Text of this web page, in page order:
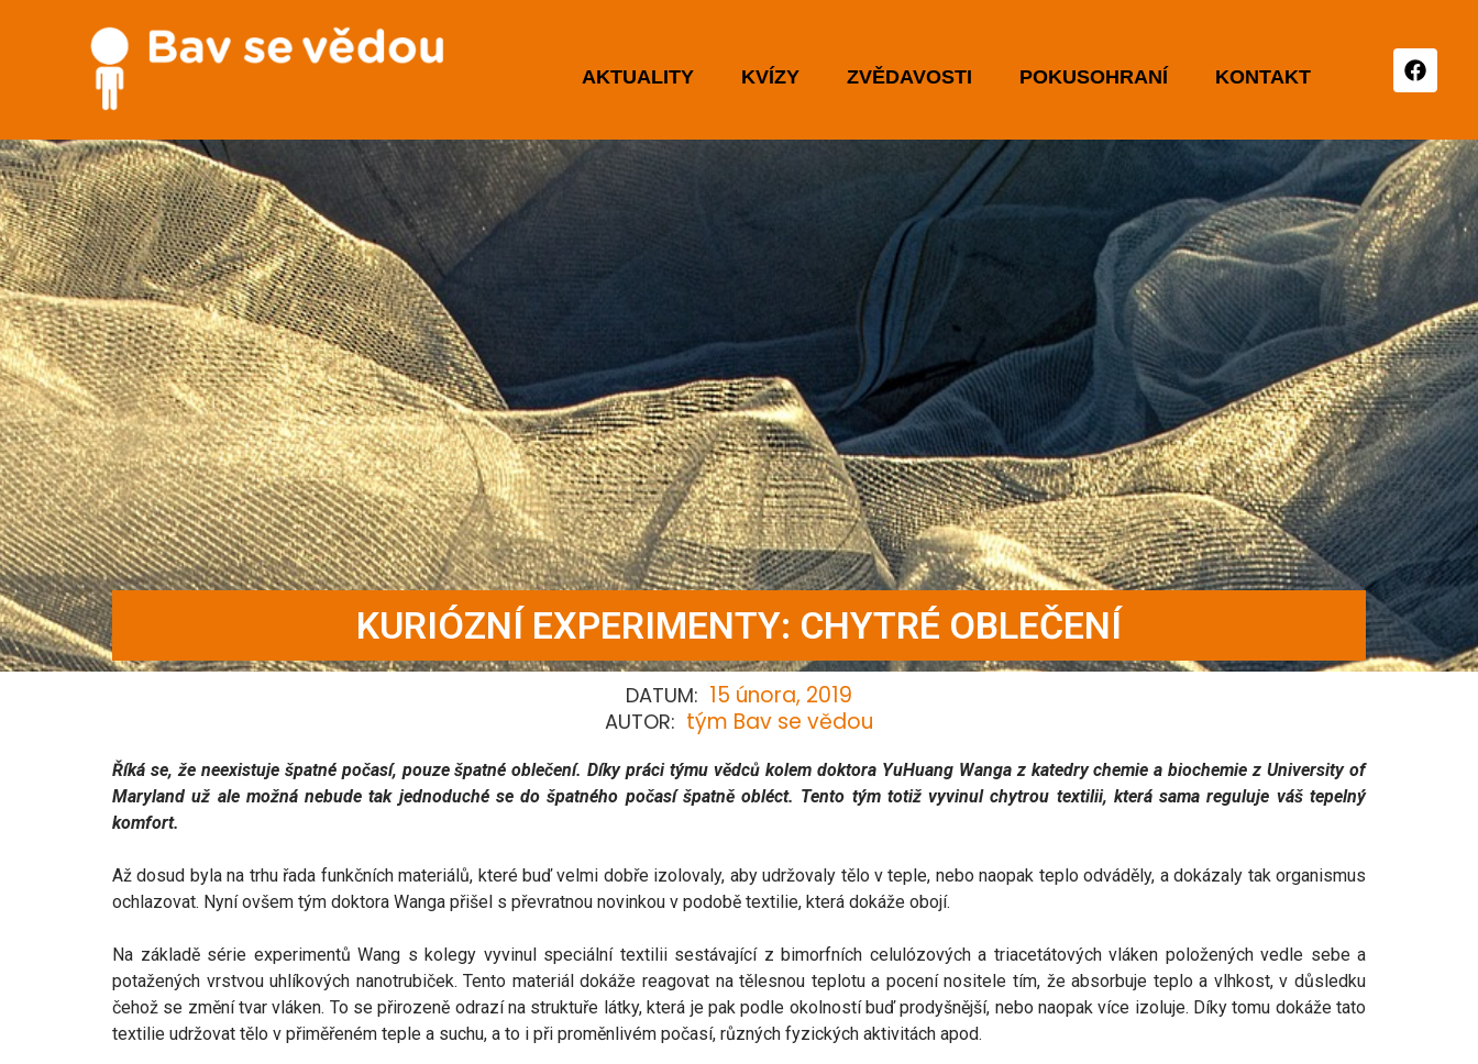
AKTUALITY KVÍZY ZVĚDAVOSTI POKUSOHRANÍ KONTAKT
KURIÓZNÍ EXPERIMENTY: CHYTRÉ OBLEČENÍ
DATUM: 15 února, 2019
AUTOR: tým Bav se vědou
Říká se, že neexistuje špatné počasí, pouze špatné oblečení. Díky práci týmu vědců kolem doktora YuHuang Wanga z katedry chemie a biochemie z University of
Maryland už ale možná nebude tak jednoduché se do špatného počasí špatně obléct. Tento tým totiž vyvinul chytrou textilii, která sama reguluje váš tepelný
komfort.
Až dosud byla na trhu řada funkčních materiálů, které buď velmi dobře izolovaly, aby udržovaly tělo v teple, nebo naopak teplo odváděly, a dokázaly tak organismus
ochlazovat. Nyní ovšem tým doktora Wanga přišel s převratnou novinkou v podobě textilie, která dokáže obojí.
Na základě série experimentů Wang s kolegy vyvinul speciální textilii sestávající z bimorfních celulózových a triacetátových vláken položených vedle sebe a
potažených vrstvou uhlíkových nanotrubiček. Tento materiál dokáže reagovat na tělesnou teplotu a pocení nositele tím, že absorbuje teplo a vlhkost, v důsledku
čehož se změní tvar vláken. To se přirozeně odrazí na struktuře látky, která je pak podle okolností buď prodyšnější, nebo naopak více izoluje. Díky tomu dokáže tato
textilie udržovat tělo v přiměřeném teple a suchu, a to i při proměnlivém počasí, různých fyzických aktivitách apod.